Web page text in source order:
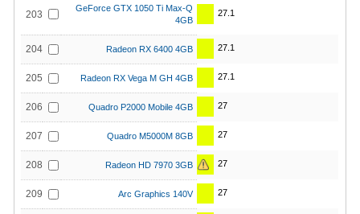
203
GeForce GTX 1050 Ti Max-Q
4GB
27.1
204 Radeon RX 6400 4GB 27.1
205 Radeon RX Vega M GH 4GB 27.1
206 Quadro P2000 Mobile 4GB 27
207 Quadro M5000M 8GB 27
208 Radeon HD 7970 3GB 27
209 Arc Graphics 140V 27